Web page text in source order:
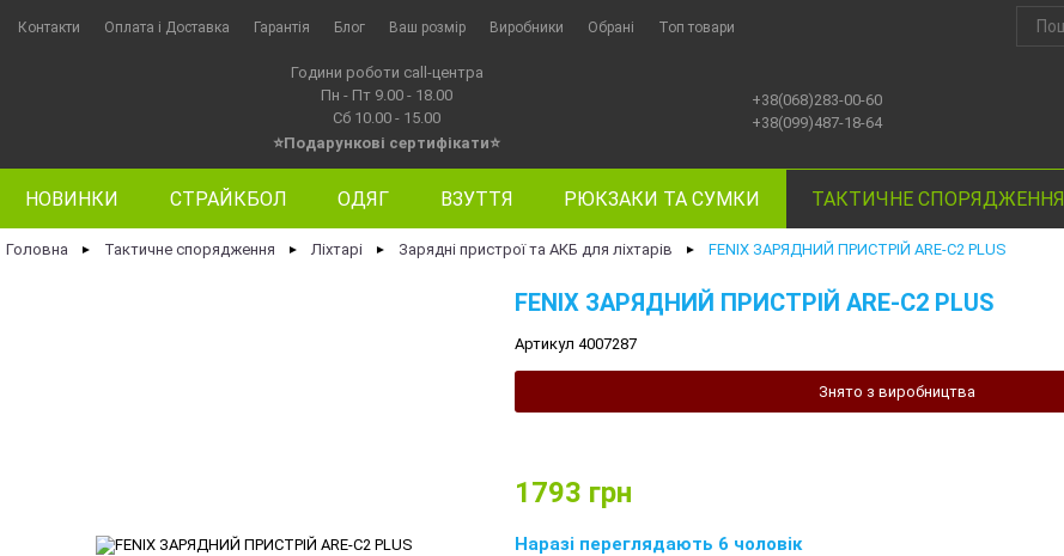
Контакти Оплата i Доставка Гарантія Блог Ваш розмір Виробники Обрані Топ товари
Години роботи call-центра
Пн - Пт 9.00 - 18.00
Сб 10.00 - 15.00
⭐Подарункові сертифікати⭐
+38(068)283-00-60
+38(099)487-18-64
НОВИНКИ СТРАЙКБОЛ ОДЯГ ВЗУТТЯ РЮКЗАКИ ТА СУМКИ ТАКТИЧНЕ СПОРЯДЖЕННЯ
Головна ► Тактичне спорядження ► Ліхтарі ► Зарядні пристрої та АКБ для ліхтарів ► FENIX ЗАРЯДНИЙ ПРИСТРІЙ ARE-C2 PLUS
FENIX ЗАРЯДНИЙ ПРИСТРІЙ ARE-C2 PLUS
Артикул 4007287
Знято з виробництва
1793 грн
Наразі переглядають 6 чоловік